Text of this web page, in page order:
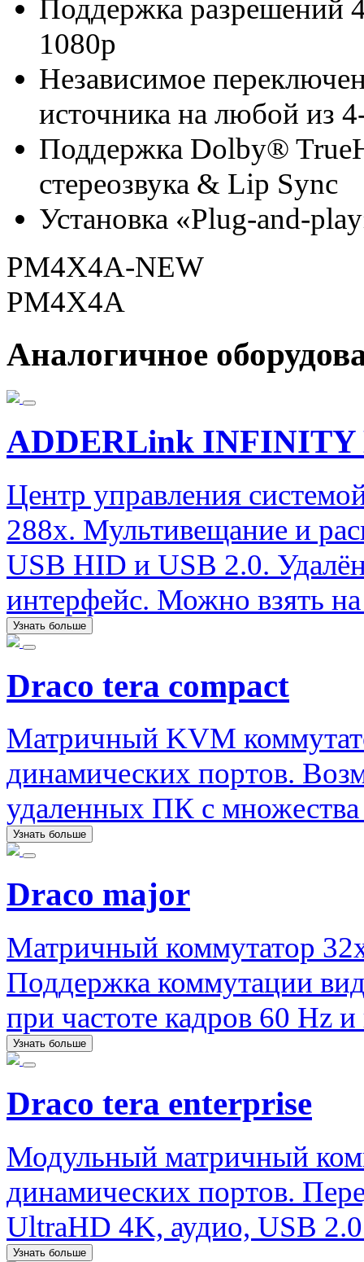
Поддержка разрешений
1080p
Независимое
источника на любой из
Поддержка Dolby®
стереозвука & Lip Sync
Установка «Plug-and-
PM4X4A-NEW
PM4X4A
Аналогичное
ADDERLink INFINITY
Центр управления
288x. Мультивещание и
USB HID и USB 2.0.
интерфейс. Можно взять на
Узнать больше
Draco tera compact
Матричный KVM
динамических портов.
удаленных ПК с
Узнать больше
Draco major
Матричный коммутатор
Поддержка коммутации
при частоте кадров 60 Hz
Узнать больше
Draco tera enterprise
Модульный матричный
динамических портов.
UltraHD 4K, аудио, USB
Узнать больше